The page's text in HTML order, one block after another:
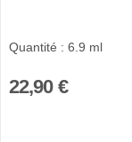
Quantité : 6.9 ml
22,90 €